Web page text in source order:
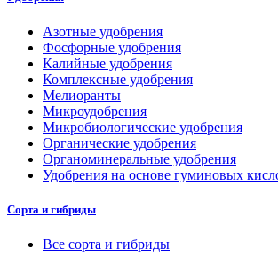
Азотные удобрения
Фосфорные удобрения
Калийные удобрения
Комплексные удобрения
Мелиоранты
Микроудобрения
Микробиологические удобрения
Органические удобрения
Органоминеральные удобрения
Удобрения на основе гуминовых
Сорта и гибриды
Все сорта и гибриды